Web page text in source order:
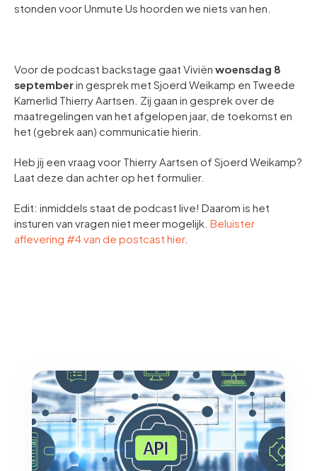
stonden voor Unmute Us hoorden we niets van hen.
Voor de podcast backstage gaat Viviën woensdag 8
septemberin gesprek met Sjoerd Weikamp en Tweede
Kamerlid Thierry Aartsen. Zij gaan in gesprek over de
maatregelingen van het afgelopen jaar, de toekomst en
het (gebrek aan) communicatie hierin.
Heb jij een vraag voor Thierry Aartsen of Sjoerd Weikamp?
Laat deze dan achter op het formulier.
Edit: inmiddels staat de podcast live! Daarom is het
insturen van vragen niet meer mogelijk. Beluister
aflevering #4 van de postcast hier.